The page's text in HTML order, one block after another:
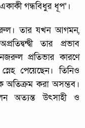
গন্ধবিধুর ধূপ’।
তার যখন আগমন,
তার প্রভাব
প্রতিভার কারণে
পেয়েছেন। তিনিও
অতিক্রম করা অসম্ভব।
অত্যন্ত উৎসাহী ও